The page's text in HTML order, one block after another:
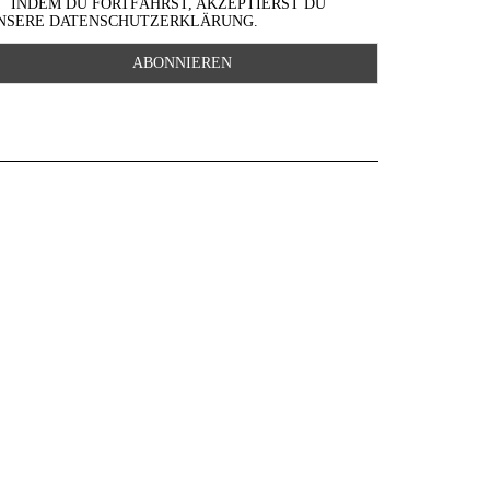
INDEM DU FORTFÄHRST, AKZEPTIERST DU
DATENSCHUTZERKLÄRUNG.